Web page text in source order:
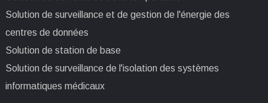
Solution de surveillance et de gestion de l'énergie des
centres de données
Solution de station de base
Solution de surveillance de l'isolation des systèmes
informatiques médicaux